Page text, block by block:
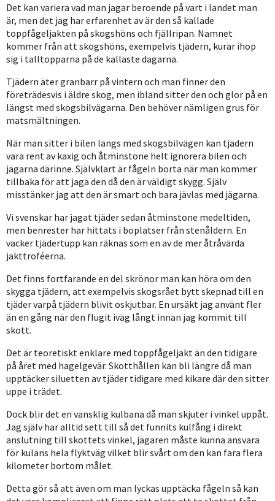
Det kan variera vad man jagar beroende på vart i landet man
är, men det jag har erfarenhet av är den så kallade
toppfågeljakten på skogshöns och fjällripan. Namnet
kommer från att skogshöns, exempelvis tjädern, kurar ihop
sig i talltopparna på de kallaste dagarna.
Tjädern äter granbarr på vintern och man finner den
företrädesvis i äldre skog, men ibland sitter den och glor på en
längst med skogsbilvägarna. Den behöver nämligen grus för
matsmältningen.
När man sitter i bilen längs med skogsbilvägen kan tjädern
vara rent av kaxig och åtminstone helt ignorera bilen och
jägarna därinne. Självklart är fågeln borta när man kommer
tillbaka för att jaga den då den är väldigt skygg. Själv
misstänker jag att den är smart och bara jävlas med jägarna.
Vi svenskar har jagat tjäder sedan åtminstone medeltiden,
men benrester har hittats i boplatser från stenåldern. En
vacker tjädertupp kan räknas som en av de mer åtråvärda
jakttroféerna.
Det finns fortfarande en del skrönor man kan höra om den
skygga tjädern, att exempelvis skogsrået bytt skepnad till en
tjäder varpå tjädern blivit oskjutbar. En ursäkt jag använt fler
än en gång när den flugit iväg långt innan jag kommit till
skott.
Det är teoretiskt enklare med toppfågeljakt än den tidigare
på året med hagelgevär. Skotthållen kan bli längre då man
upptäcker siluetten av tjäder tidigare med kikare där den sitter
uppe i trädet.
Dock blir det en vansklig kulbana då man skjuter i vinkel uppåt.
Jag själv har alltid sett till så det funnits kulfång i direkt
anslutning till skottets vinkel, jägaren måste kunna ansvara
för kulans hela flyktväg vilket blir svårt om den kan fara flera
kilometer bortom målet.
Detta gör så att även om man lyckas upptäcka fågeln så kan